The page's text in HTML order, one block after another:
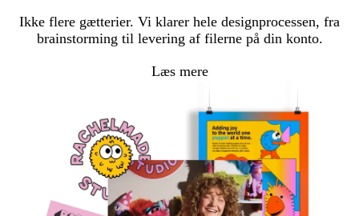
Ikke flere gætterier. Vi klarer hele designprocessen, fra
brainstorming til levering af filerne på din konto.
Læs mere